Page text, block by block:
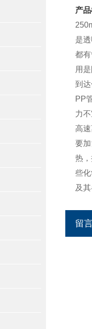
产
是
都
用
到
PP
力
高
要
热
些
及
留